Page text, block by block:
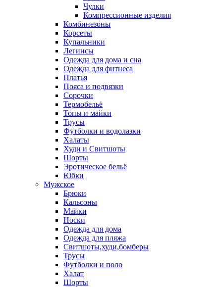
Чулки
Компрессионные изделия
Комбинезоны
Корсеты
Купальники
Легинсы
Одежда для дома и сна
Одежда для фитнеса
Платья
Пояса и подвязки
Сорочки
Термобельё
Топы и майки
Трусы
Футболки и водолазки
Халаты
Худи и Свитшоты
Шорты
Эротическое бельё
Юбки
Мужское
Брюки
Кальсоны
Майки
Носки
Одежда для дома
Одежда для пляжа
Свитшоты,худи,бомберы
Трусы
Футболки и поло
Халат
Шорты